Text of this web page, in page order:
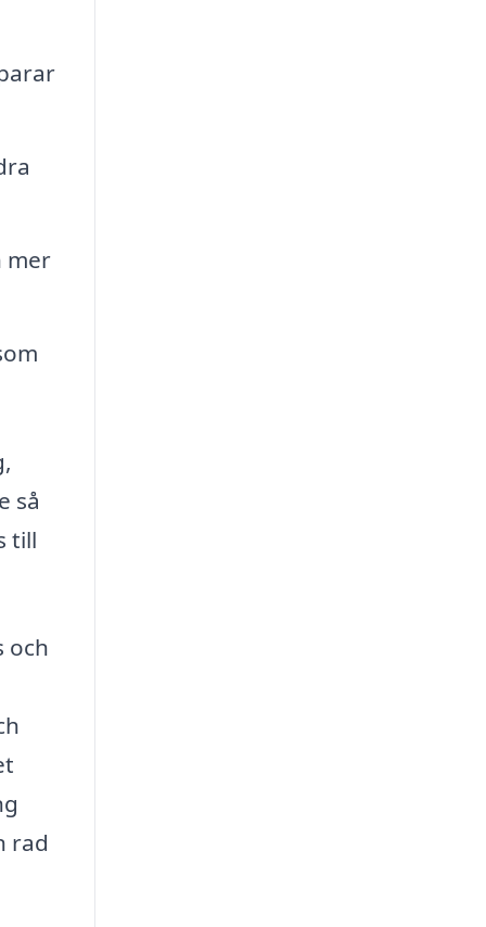
mer
så
till
och
rad